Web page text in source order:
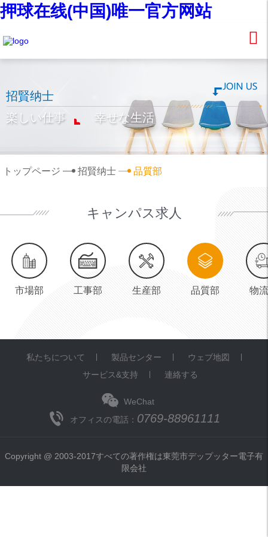
押球在线(中国)唯一官方网站
招賢纳士
楽しい仕事
幸せな生活
トップページ 招賢纳士 品質部
キャンパス求人
市場部 工事部 生産部 品質部 物
私たちについて 製品センター
ウェブ地図
サービス&支持
連絡する
WeChat
オフィスの電話： 0769-88961111
Copyright @ 2003-2017すべての著作権は東莞市デップッター電子有
限会社